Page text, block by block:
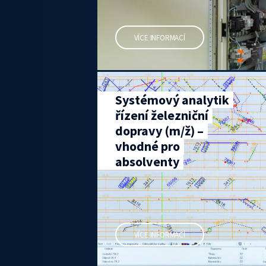
VÍCE INFORMACÍ
Systémový analytik
řízení železniční
dopravy (m/ž) –
vhodné pro
absolventy
VÍCE INFORMACÍ